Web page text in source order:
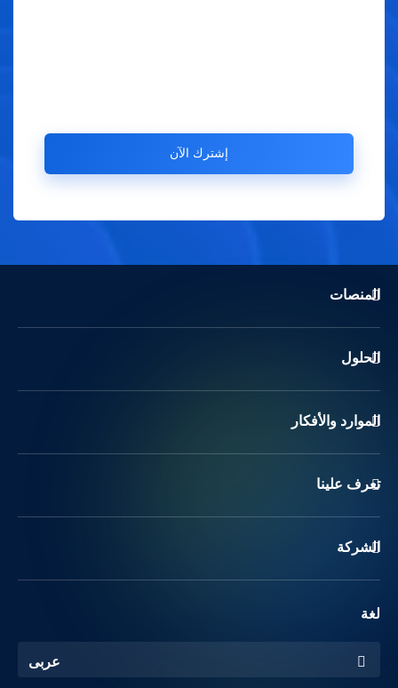
المنصات
الحلول
الموارد والأفكار
تعرف علينا
الشركة
لغة
عربى